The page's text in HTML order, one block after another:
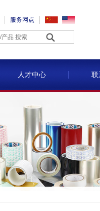
人才中心 联
服务网点